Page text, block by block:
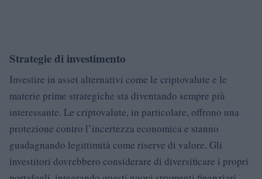
Strategie di investimento
Investire in asset alternativi come le criptovalute e le
materie prime strategiche sta diventando sempre più
interessante. Le criptovalute, in particolare, offrono una
protezione contro l’incertezza economica e stanno
guadagnando legittimità come riserve di valore. Gli
investitori dovrebbero considerare di diversificare i propri